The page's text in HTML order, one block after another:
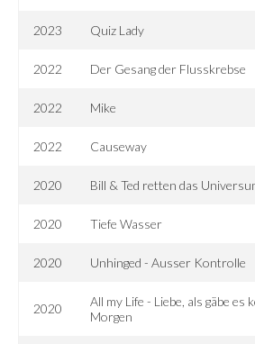
2023 Quiz Lady
2022 Der Gesang der Flusskrebse
2022 Mike
2022 Causeway
2020 Bill & Ted retten das
2020 Tiefe Wasser
2020 Unhinged - Ausser Kontrolle
2020
All my Life - Liebe, als gäbe es
Morgen